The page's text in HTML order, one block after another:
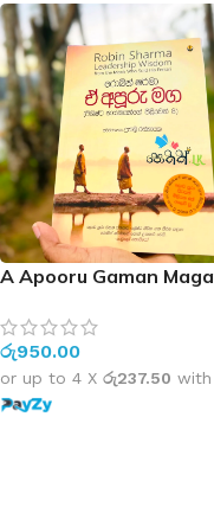
A Apooru Gaman Maga
රු950.00
or up to 4 X රු237.50 with